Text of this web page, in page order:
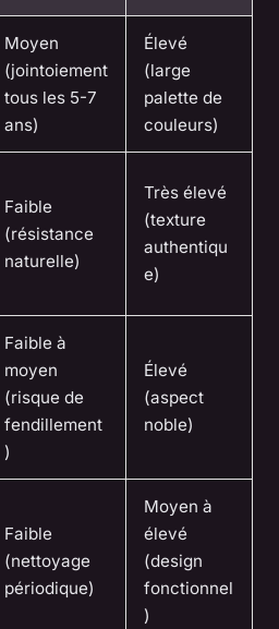
Moyen
(jointoiement
tous les 5-7
ans)
Élevé
(large
palette de
couleurs)
Faible
(résistance
naturelle)
Très élevé
(texture
authentiqu
e)
Faible à
moyen
(risque de
fendillement
)
Élevé
(aspect
noble)
Faible
(nettoyage
périodique)
Moyen à
élevé
(design
fonctionnel
)